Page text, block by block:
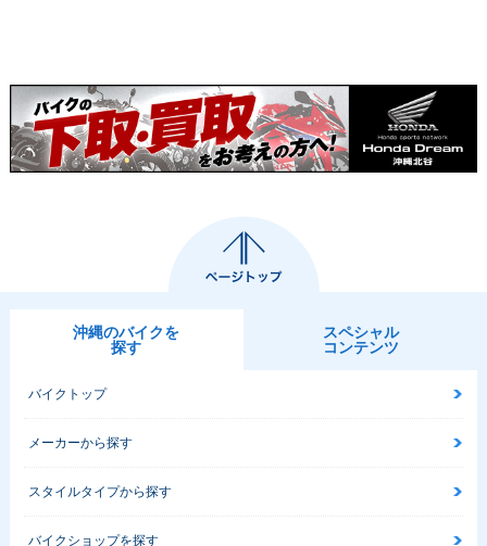
沖縄のバイクを
探す
スペシャル
コンテンツ
バイクトップ
メーカーから探す
スタイルタイプから探す
バイクショップを探す